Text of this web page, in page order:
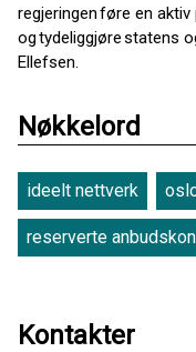
regjeringen føre en
og tydeliggjøre statens
Ellefsen.
Nøkkelord
ideelt nettverk
reserverte
Kontakter